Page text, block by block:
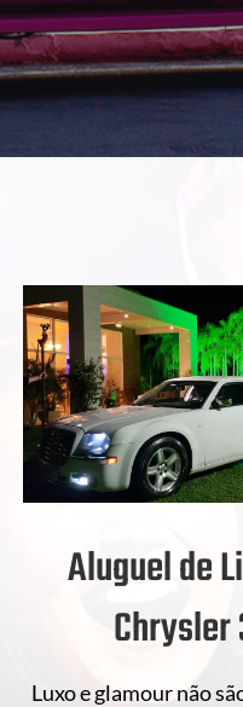
Aluguel de
Chrysler
Luxo e glamour não